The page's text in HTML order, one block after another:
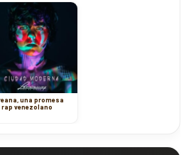
una promesa
rap venezolano